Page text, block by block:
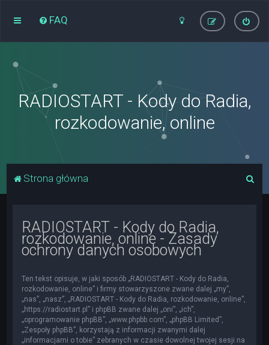
FAQ
RADIOSTART - Kody do Radia,
rozkodowanie, online
Strona główna
RADIOSTART - Kody do Radia,
rozkodowanie, online - Zasady
ochrony danych osobowych
Ten tekst opisuje, w jaki sposób „RADIOSTART - Kody do Radia,
rozkodowanie, online” i firmy stowarzyszone zwane dalej „my”,
„nas”, „nasz”, „RADIOSTART - Kody do Radia, rozkodowanie, online”,
„https://radiostart.pl” i phpBB zwane dalej „oni”, „ich”,
„oprogramowanie phpBB”, „www.phpbb.com”, „phpBB Limited”,
„Zespoły phpBB”, korzystają z informacji zwanymi dalej
„informacjami o tobie” zebranych w czasie dowolnej twojej sesji na